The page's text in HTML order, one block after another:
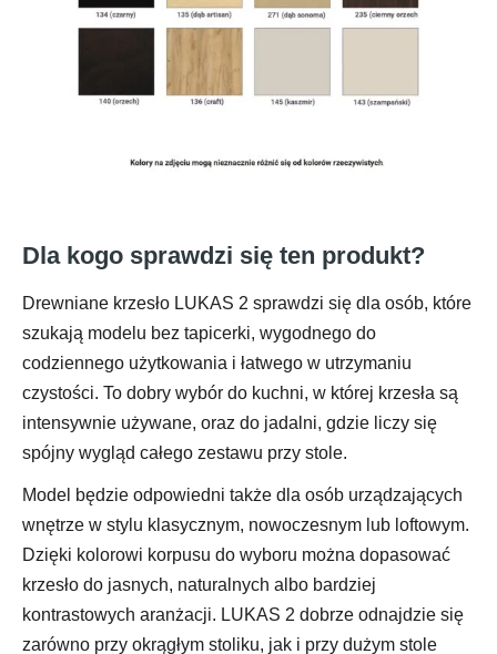
Dla kogo sprawdzi się ten produkt?
Drewniane krzesło LUKAS 2 sprawdzi się dla osób, które
szukają modelu bez tapicerki, wygodnego do
codziennego użytkowania i łatwego w utrzymaniu
czystości. To dobry wybór do kuchni, w której krzesła są
intensywnie używane, oraz do jadalni, gdzie liczy się
spójny wygląd całego zestawu przy stole.
Model będzie odpowiedni także dla osób urządzających
wnętrze w stylu klasycznym, nowoczesnym lub loftowym.
Dzięki kolorowi korpusu do wyboru można dopasować
krzesło do jasnych, naturalnych albo bardziej
kontrastowych aranżacji. LUKAS 2 dobrze odnajdzie się
zarówno przy okrągłym stoliku, jak i przy dużym stole